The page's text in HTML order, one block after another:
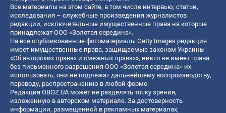
Все материалы на этом сайте, в том числе интервью, статьи,
исследования – служебные произведения журналистов
редакции, исключительные имущественные права на которые
принадлежат ООО «Золотая середина».
На все опубликованные фотоматериалы Getty Images редакция
имеет имущественные права, защищаемые законом Украины
«Об авторских правах и смежных правах», никто не имеет права
без письменного разрешения ООО «Золотая середина» их
использовать, они не подлежат дальнейшему воспроизводству,
переводу, распространению в любой форме.
Редакция OBOZ.UA может не разделять точку зрения,
изложенную в авторском материале. За достоверность
информации, размещенной в рекламных материалах,